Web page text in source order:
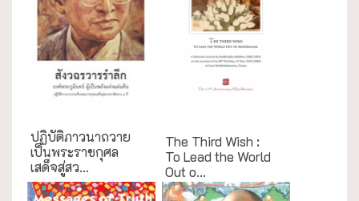
ปฏิบัติภาวนาถวาย
เป็นพระราชกุศล
เสด็จสู่สว...
The Third Wish :
To Lead the World
Out o...